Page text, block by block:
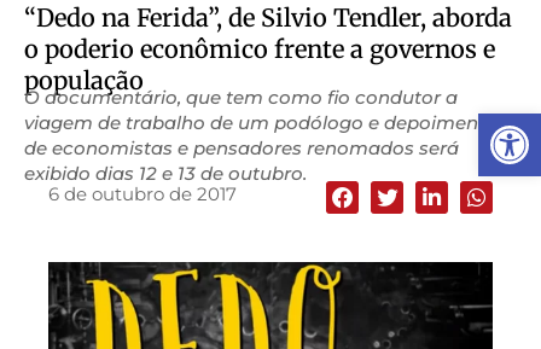
Abrir
“Dedo na Ferida”, de Silvio Tendler, aborda
o poderio econômico frente a governos e
população
O documentário, que tem como fio condutor a
viagem de trabalho de um podólogo e depoimentos
de economistas e pensadores renomados será
exibido dias 12 e 13 de outubro.
6 de outubro de 2017